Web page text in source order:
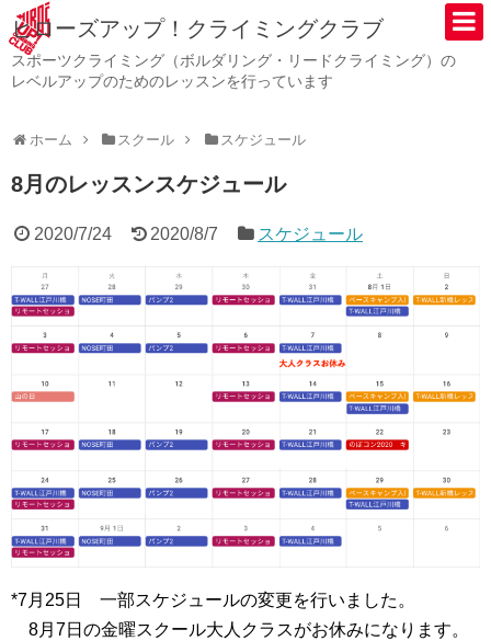
ヒローズアップ！クライミングクラブ
スポーツクライミング（ボルダリング・リードクライミング）の
レベルアップのためのレッスンを行っています
ホーム スクール スケジュール
8月のレッスンスケジュール
2020/7/24 2020/8/7 スケジュール
*7月25日 一部スケジュールの変更を行いました。
8月7日の金曜スクール大人クラスがお休みになります。